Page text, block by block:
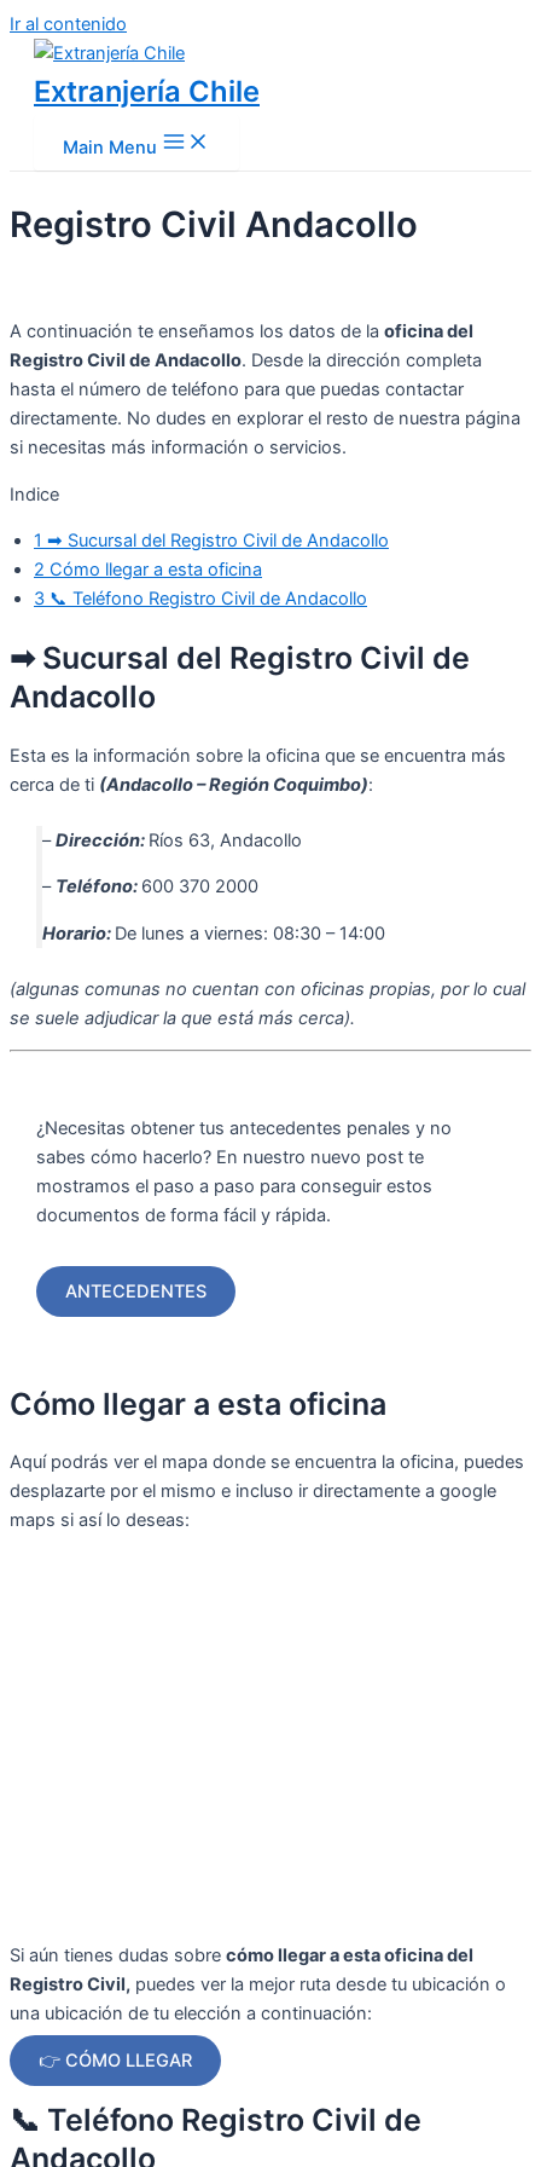
Ir al contenido
Extranjería Chile
Main Menu
Registro Civil Andacollo
A continuación te enseñamos los datos de la oficina del
Registro Civil de Andacollo. Desde la dirección completa
hasta el número de teléfono para que puedas contactar
directamente. No dudes en explorar el resto de nuestra página
si necesitas más información o servicios.
Indice
1 ➡ Sucursal del Registro Civil de Andacollo
2 Cómo llegar a esta oficina
3 📞 Teléfono Registro Civil de Andacollo
➡ Sucursal del Registro Civil de
Andacollo
Esta es la información sobre la oficina que se encuentra más
cerca de ti (Andacollo – Región Coquimbo):
–Dirección: Ríos 63, Andacollo
– Teléfono: 600 370 2000
Horario: De lunes a viernes: 08:30 – 14:00
(algunas comunas no cuentan con oficinas propias, por lo cual
se suele adjudicar la que está más cerca).
¿Necesitas obtener tus antecedentes penales y no
sabes cómo hacerlo? En nuestro nuevo post te
mostramos el paso a paso para conseguir estos
documentos de forma fácil y rápida.
ANTECEDENTES
Cómo llegar a esta oficina
Aquí podrás ver el mapa donde se encuentra la oficina, puedes
desplazarte por el mismo e incluso ir directamente a google
maps si así lo deseas:
Si aún tienes dudas sobre cómo llegar a esta oficina del
Registro Civil, puedes ver la mejor ruta desde tu ubicación o
una ubicación de tu elección a continuación:
👉 CÓMO LLEGAR
📞 Teléfono Registro Civil de
Andacollo